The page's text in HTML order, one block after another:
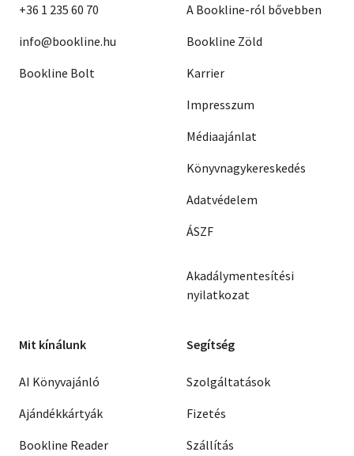
+36 1 235 60 70
info@bookline.hu
Bookline Bolt
A Bookline-ról bővebben
Bookline Zöld
Karrier
Impresszum
Médiaajánlat
Könyvnagykereskedés
Adatvédelem
ÁSZF
Akadálymentesítési
nyilatkozat
Mit kínálunk
AI Könyvajánló
Ajándékkártyák
Bookline Reader
Segítség
Szolgáltatások
Fizetés
Szállítás